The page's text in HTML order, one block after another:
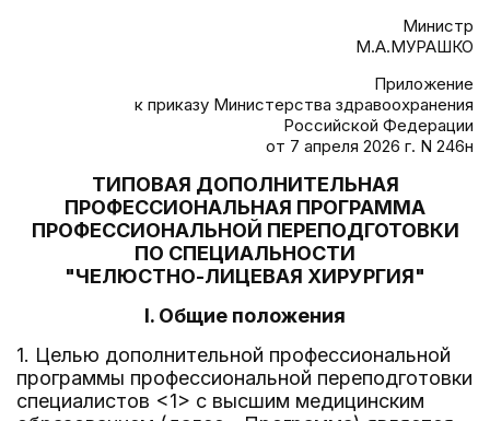
Министр
М.А.МУРАШКО
Приложение
к приказу Министерства здравоохранения
Российской Федерации
от 7 апреля 2026 г. N 246н
ТИПОВАЯ ДОПОЛНИТЕЛЬНАЯ
ПРОФЕССИОНАЛЬНАЯ ПРОГРАММА
ПРОФЕССИОНАЛЬНОЙ ПЕРЕПОДГОТОВКИ
ПО СПЕЦИАЛЬНОСТИ
"ЧЕЛЮСТНО-ЛИЦЕВАЯ ХИРУРГИЯ"
I. Общие положения
1. Целью дополнительной профессиональной
программы профессиональной переподготовки
специалистов <1> с высшим медицинским